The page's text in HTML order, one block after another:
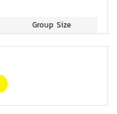
Group Size